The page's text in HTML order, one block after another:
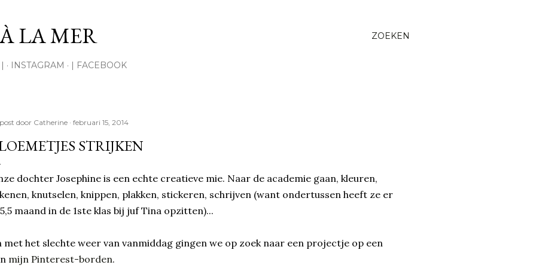
ZOEKEN
LA MER
INSTAGRAM | FACEBOOK
door Catherine februari 15, 2014
STRIJKEN
dochter Josephine is een echte creatieve mie. Naar de academie gaan, kleuren,
knutselen, knippen, plakken, stickeren, schrijven (want ondertussen heeft ze er
maand in de 1ste klas bij juf Tina opzitten)...
met het slechte weer van vanmiddag gingen we op zoek naar een projectje op een
mijn Pinterest-borden.